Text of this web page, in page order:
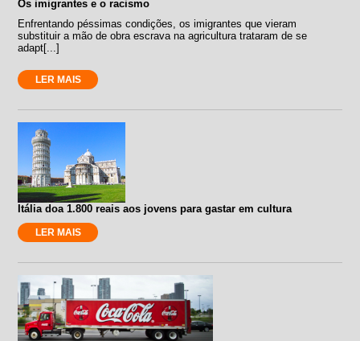
Os imigrantes e o racismo
Enfrentando péssimas condições, os imigrantes que vieram
substituir a mão de obra escrava na agricultura trataram de se
adapt[...]
LER MAIS
Itália doa 1.800 reais aos jovens para gastar em cultura
LER MAIS